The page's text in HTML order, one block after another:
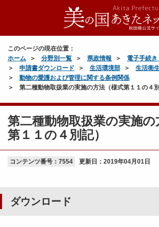
このページの現在位置：
ホーム
分野別一覧 県政情報
電子手続
申請書ダウンロード
生活環境部
生活衛
動物の愛護および管理に関する条例関係
第二種動物取扱業の実施の方法（様式第１１の４別
第二種動物取扱業の実施の
第１１の４別記）
コンテンツ番号：7554 更新日： 2019年04月01日
ダウンロード